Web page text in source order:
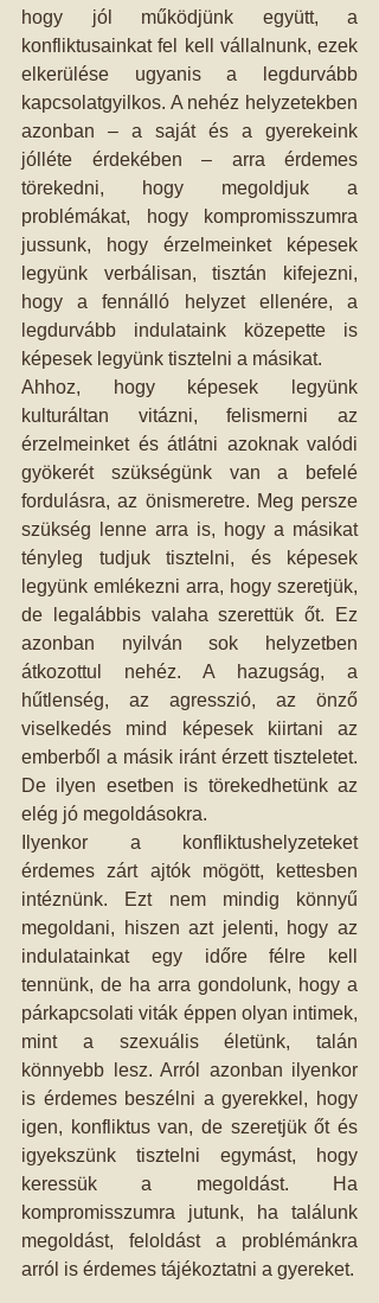
hogy jól működjünk együtt, a
konfliktusainkat fel kell vállalnunk, ezek
elkerülése ugyanis a legdurvább
kapcsolatgyilkos. A nehéz helyzetekben
azonban – a saját és a gyerekeink
jólléte érdekében – arra érdemes
törekedni, hogy megoldjuk a
problémákat, hogy kompromisszumra
jussunk, hogy érzelmeinket képesek
legyünk verbálisan, tisztán kifejezni,
hogy a fennálló helyzet ellenére, a
legdurvább indulataink közepette is
képesek legyünk tisztelni a másikat.
Ahhoz, hogy képesek legyünk
kulturáltan vitázni, felismerni az
érzelmeinket és átlátni azoknak valódi
gyökerét szükségünk van a befelé
fordulásra, az önismeretre. Meg persze
szükség lenne arra is, hogy a másikat
tényleg tudjuk tisztelni, és képesek
legyünk emlékezni arra, hogy szeretjük,
de legalábbis valaha szerettük őt. Ez
azonban nyilván sok helyzetben
átkozottul nehéz. A hazugság, a
hűtlenség, az agresszió, az önző
viselkedés mind képesek kiirtani az
emberből a másik iránt érzett tiszteletet.
De ilyen esetben is törekedhetünk az
elég jó megoldásokra.
Ilyenkor a konfliktushelyzeteket
érdemes zárt ajtók mögött, kettesben
intéznünk. Ezt nem mindig könnyű
megoldani, hiszen azt jelenti, hogy az
indulatainkat egy időre félre kell
tennünk, de ha arra gondolunk, hogy a
párkapcsolati viták éppen olyan intimek,
mint a szexuális életünk, talán
könnyebb lesz. Arról azonban ilyenkor
is érdemes beszélni a gyerekkel, hogy
igen, konfliktus van, de szeretjük őt és
igyekszünk tisztelni egymást, hogy
keressük a megoldást. Ha
kompromisszumra jutunk, ha találunk
megoldást, feloldást a problémánkra
arról is érdemes tájékoztatni a gyereket.